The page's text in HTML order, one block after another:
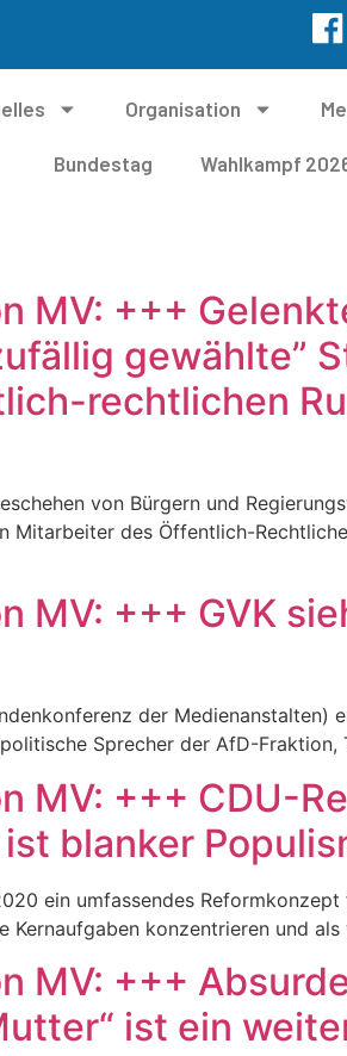
Organisation
Bundestag Wahlkampf
MV: +++
gewählte”
rechtlichen
von Bürgern und
des Öffentlich-
MV: +++ GVK
der
Sprecher der AfD-
MV: +++ CDU-
blanker
ein umfassendes
Kernaufgaben konzentrieren und
MV: +++
ist ein